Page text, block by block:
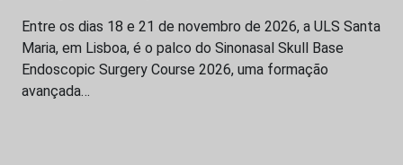
Entre os dias 18 e 21 de novembro de 2026, a ULS Santa
Maria, em Lisboa, é o palco do Sinonasal Skull Base
Endoscopic Surgery Course 2026, uma formação
avançada…